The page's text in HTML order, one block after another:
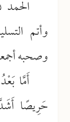
وأتم
وصحبه
أَمَّا
حَرِيصًا أَشَدَّ